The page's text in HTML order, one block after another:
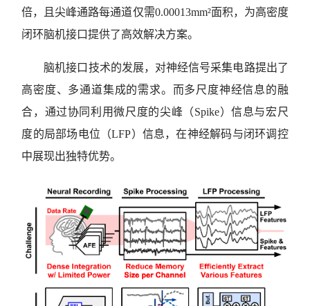
倍，且尖峰通路每通道仅需0.00013mm²面积，为高密度
闭环脑机接口提供了高效解决方案。
脑机接口技术的发展，对神经信号采集电路提出了
高密度、多通道集成的需求。而多尺度神经信息的融
合，通过协同利用微尺度的尖峰（Spike）信息与宏尺
度的局部场电位（LFP）信息，在神经解码与闭环调控
中展现出独特优势。